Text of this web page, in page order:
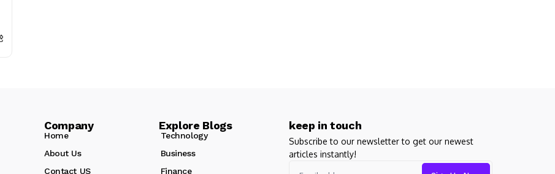
Company Explore Blogs
Home
Technology
About Us
Business
Contact US
Finance
keep in touch
Subscribe to our newsletter to get our newest
articles instantly!